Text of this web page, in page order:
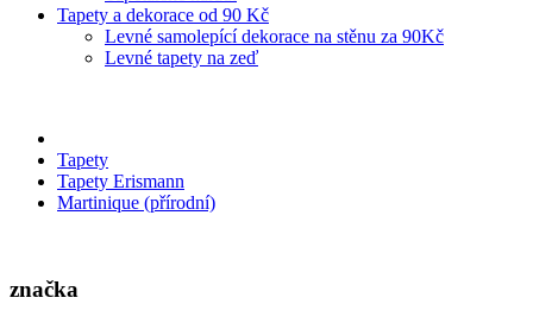
Tapety a dekorace od 90 Kč
Levné samolepící dekorace na stěnu za 90Kč
Levné tapety na zeď
Tapety
Tapety Erismann
Martinique (přírodní)
značka